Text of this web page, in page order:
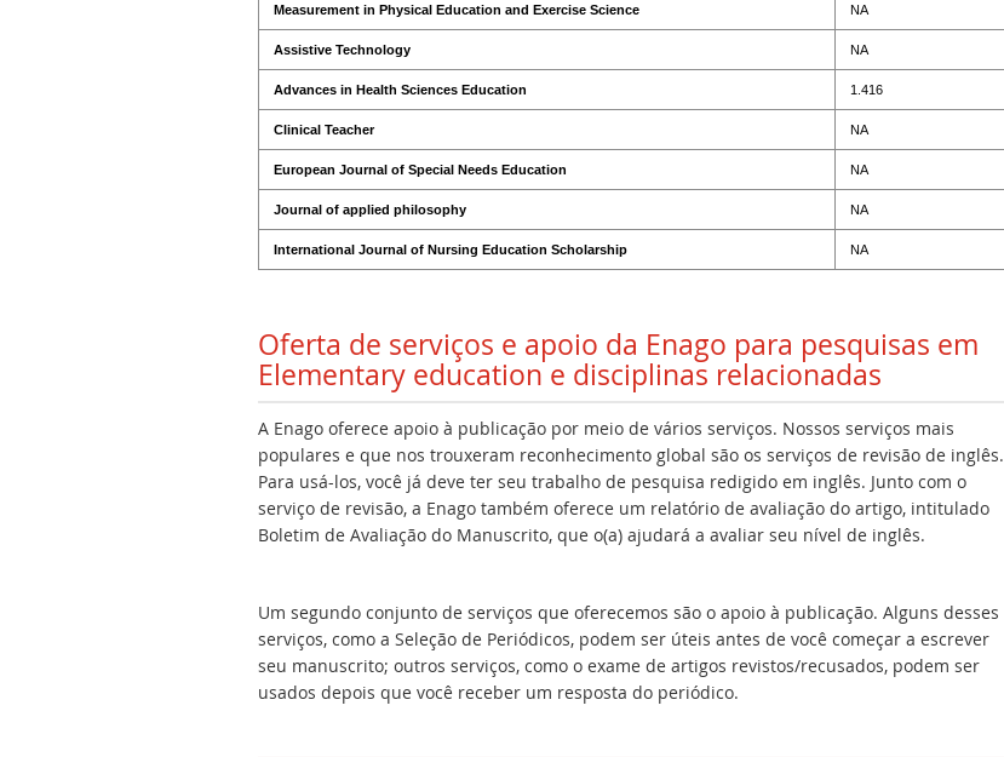
Measurement in Physical Education and Exercise Science NA
Assistive Technology NA
Advances in Health Sciences Education 1.416
Clinical Teacher NA
European Journal of Special Needs Education NA
Journal of applied philosophy NA
International Journal of Nursing Education Scholarship NA
Oferta de serviços e apoio da Enago para pesquisas em
Elementary education e disciplinas relacionadas
A Enago oferece apoio à publicação por meio de vários serviços. Nossos serviços mais
populares e que nos trouxeram reconhecimento global são os serviços de revisão de inglês.
Para usá-los, você já deve ter seu trabalho de pesquisa redigido em inglês. Junto com o
serviço de revisão, a Enago também oferece um relatório de avaliação do artigo, intitulado
Boletim de Avaliação do Manuscrito, que o(a) ajudará a avaliar seu nível de inglês.
Um segundo conjunto de serviços que oferecemos são o apoio à publicação. Alguns desses
serviços, como a Seleção de Periódicos, podem ser úteis antes de você começar a escrever
seu manuscrito; outros serviços, como o exame de artigos revistos/recusados, podem ser
usados depois que você receber um resposta do periódico.